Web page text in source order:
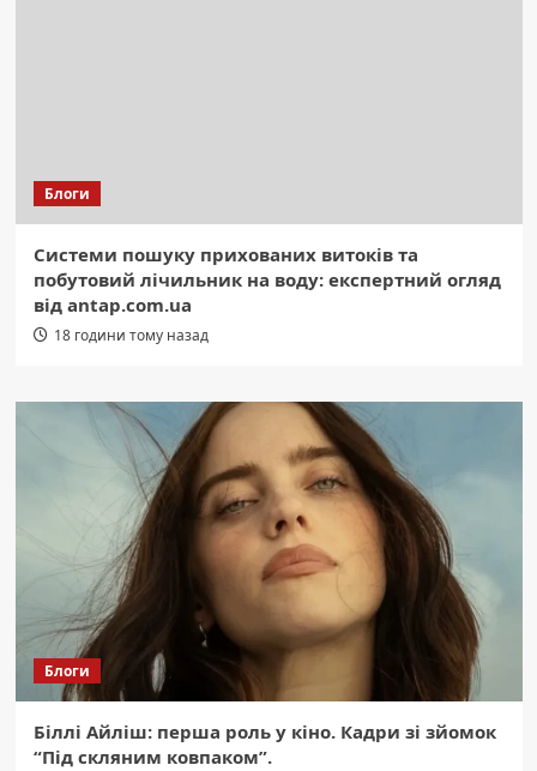
Блоги
Системи пошуку прихованих витоків та
побутовий лічильник на воду: експертний огляд
від antap.com.ua
18 години тому назад
Блоги
Біллі Айліш: перша роль у кіно. Кадри зі зйомок
“Під скляним ковпаком”.